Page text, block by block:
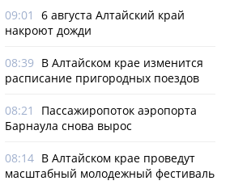
09:01
6 августа Алтайский край
накроют дожди
08:39 В Алтайском крае изменится
расписание пригородных поездов
08:21
Пассажиропоток аэропорта
Барнаула снова вырос
08:14 В Алтайском крае проведут
масштабный молодежный фестиваль